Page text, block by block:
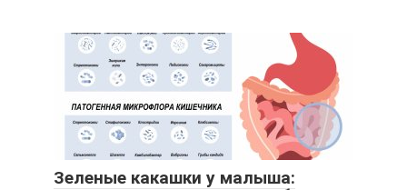
Зеленые какашки у малыша: